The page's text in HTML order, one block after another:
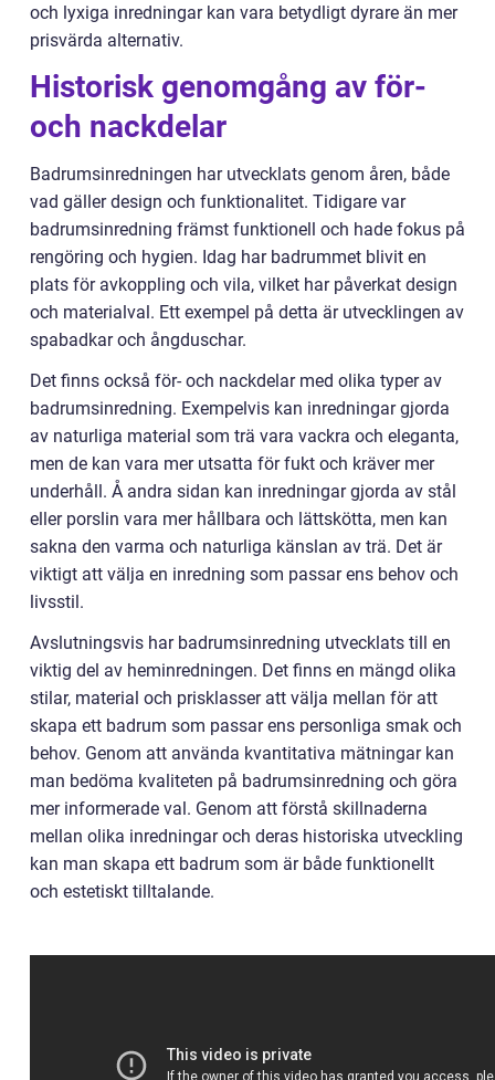
och lyxiga inredningar kan vara betydligt dyrare än mer
prisvärda alternativ.
Historisk genomgång av för-
och nackdelar
Badrumsinredningen har utvecklats genom åren, både
vad gäller design och funktionalitet. Tidigare var
badrumsinredning främst funktionell och hade fokus på
rengöring och hygien. Idag har badrummet blivit en
plats för avkoppling och vila, vilket har påverkat design
och materialval. Ett exempel på detta är utvecklingen av
spabadkar och ångduschar.
Det finns också för- och nackdelar med olika typer av
badrumsinredning. Exempelvis kan inredningar gjorda
av naturliga material som trä vara vackra och eleganta,
men de kan vara mer utsatta för fukt och kräver mer
underhåll. Å andra sidan kan inredningar gjorda av stål
eller porslin vara mer hållbara och lättskötta, men kan
sakna den varma och naturliga känslan av trä. Det är
viktigt att välja en inredning som passar ens behov och
livsstil.
Avslutningsvis har badrumsinredning utvecklats till en
viktig del av heminredningen. Det finns en mängd olika
stilar, material och prisklasser att välja mellan för att
skapa ett badrum som passar ens personliga smak och
behov. Genom att använda kvantitativa mätningar kan
man bedöma kvaliteten på badrumsinredning och göra
mer informerade val. Genom att förstå skillnaderna
mellan olika inredningar och deras historiska utveckling
kan man skapa ett badrum som är både funktionellt
och estetiskt tilltalande.